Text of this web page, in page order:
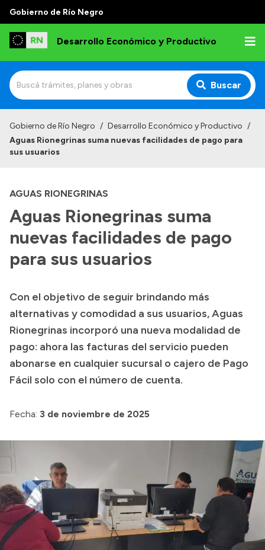
Gobierno de Río Negro
Desarrollo Económico y Productivo
Buscar
Institucional
Autoridades
Delegaciones
Normativa
Presupuesto
Boletín Oficial
Compras y licitaciones
Consulta de expedientes
Consulta de pago a proveedores
Login
Gobierno de Río Negro / Desarrollo Económico y Productivo /
Aguas Rionegrinas suma nuevas facilidades de pago para
sus usuarios
AGUAS RIONEGRINAS
Aguas Rionegrinas suma
nuevas facilidades de pago
para sus usuarios
Con el objetivo de seguir brindando más
alternativas y comodidad a sus usuarios, Aguas
Rionegrinas incorporó una nueva modalidad de
pago: ahora las facturas del servicio pueden
abonarse en cualquier sucursal o cajero de Pago
Fácil solo con el número de cuenta.
Fecha: 3 de noviembre de 2025